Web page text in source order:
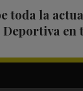
toda la
Deportiva en